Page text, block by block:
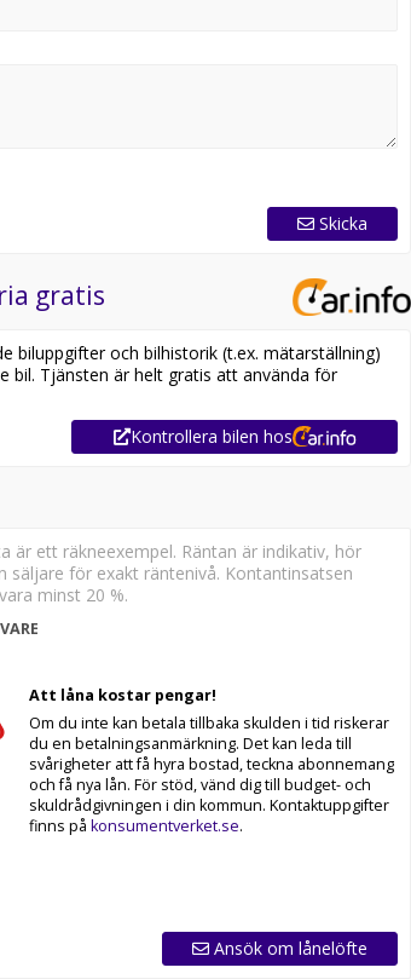
F 150, F-150.
Skicka
gratis
biluppgifter och bilhistorik (t.ex. mätarställning)
bil. Tjänsten är helt gratis att använda för
Kontrollera bilen hos
är ett räkneexempel. Räntan är indikativ, hör
säljare för exakt räntenivå. Kontantinsatsen
minst 20 %.
Att låna kostar pengar!
Om du inte kan betala tillbaka skulden i tid riskerar
du en betalningsanmärkning. Det kan leda till
svårigheter att få hyra bostad, teckna abonnemang
och få nya lån. För stöd, vänd dig till budget- och
skuldrådgivningen i din kommun. Kontaktuppgifter
finns på konsumentverket.se.
Ansök om lånelöfte